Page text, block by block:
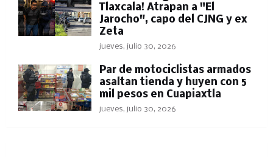
Tlaxcala! Atrapan a "El
Jarocho", capo del CJNG y ex
Zeta
jueves, julio 30, 2026
Par de motociclistas armados
asaltan tienda y huyen con 5
mil pesos en Cuapiaxtla
jueves, julio 30, 2026